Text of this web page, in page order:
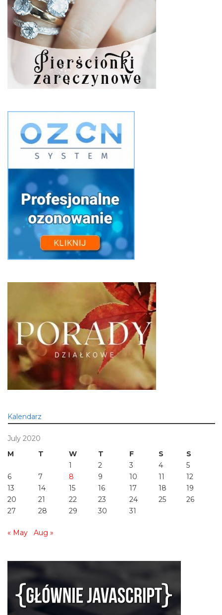
Kalendarz
July 2020
M
T W T F S
S
1
2 3 4
5
6
7 8 9 10 11
12
13
14 15 16 17 18
19
20
21 22 23 24 25
26
27
28 29 30 31
« May Aug »